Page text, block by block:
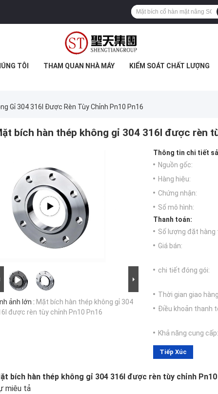
TÔI THAM QUAN NHÀ MÁY KIỂM SOÁT CHẤT LƯỢNG
Gỉ 304 316l Được Rèn Tùy Chỉnh Pn10 Pn16
bích hàn thép không gỉ 304 316l được rèn
ảnh lớn : Mặt bích hàn thép không gỉ 304
được rèn tùy chỉnh Pn10 Pn16
Thông tin chi tiết
Nguồn gốc:
Hàng hiệu:
Chứng nhận:
Số mô hình:
Thanh toán:
Số lượng đặt hàng
Giá bán:
chi tiết đóng gói:
Thời gian giao
Điều khoản thanh
Khả năng cung cấp:
Tiếp Xúc
bích hàn thép không gỉ 304 316l được rèn tùy chỉnh
miêu tả